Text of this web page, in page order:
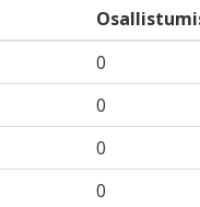
0
0
0
0